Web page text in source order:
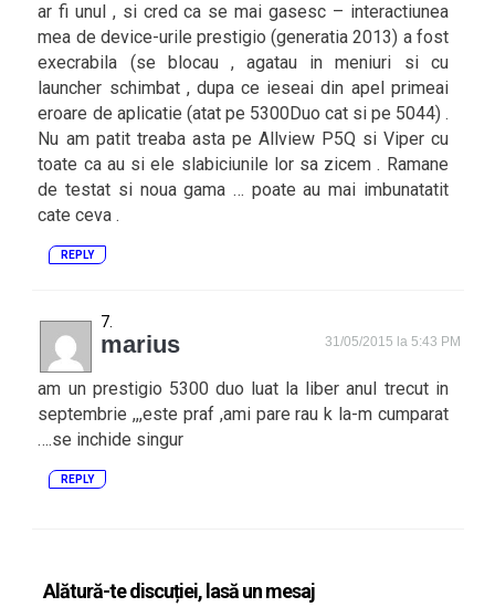
ar fi unul , si cred ca se mai gasesc – interactiunea
mea de device-urile prestigio (generatia 2013) a fost
execrabila (se blocau , agatau in meniuri si cu
launcher schimbat , dupa ce ieseai din apel primeai
eroare de aplicatie (atat pe 5300Duo cat si pe 5044) .
Nu am patit treaba asta pe Allview P5Q si Viper cu
toate ca au si ele slabiciunile lor sa zicem . Ramane
de testat si noua gama … poate au mai imbunatatit
cate ceva .
REPLY
marius 31/05/2015 la 5:43 PM
am un prestigio 5300 duo luat la liber anul trecut in
septembrie ,,,este praf ,ami pare rau k la-m cumparat
….se inchide singur
REPLY
Alătură-te discuției, lasă un mesaj